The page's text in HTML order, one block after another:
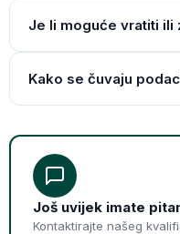
Je li moguće vratiti
Kako se čuvaju
Još uvijek imate
Kontaktirajte našeg